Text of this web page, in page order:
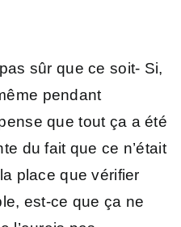
sûr que ce soit- Si,
pendant
que tout ça a été
du fait que ce n’était
place que vérifier
est-ce que ça ne